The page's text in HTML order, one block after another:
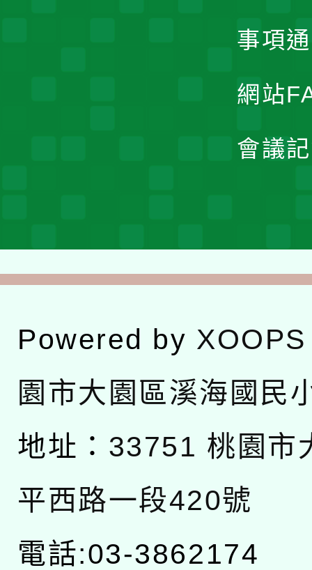
事項
網站
會議
Powered by XOOPS
園市大園區溪海國民
地址： 33751 桃園市
平西路一段420號
電話:03-3862174